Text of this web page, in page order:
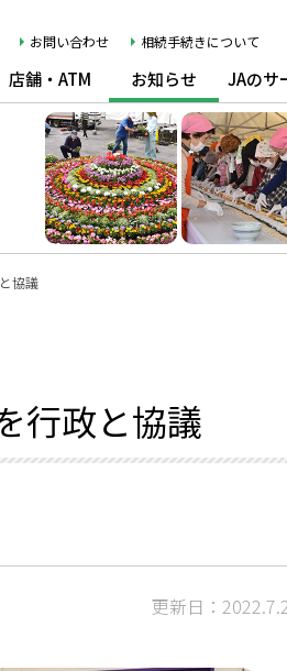
お問い合わせ 相続手続きについて
店舗・ATM お知らせ JAのサ
協議
行政と協議
更新日：